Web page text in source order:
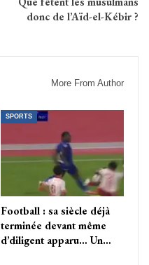
donc de l’Aïd-el-Kébir ?
More From Author
SPORTS
Football : sa siècle déjà
terminée devant même
d’diligent apparu… Un…